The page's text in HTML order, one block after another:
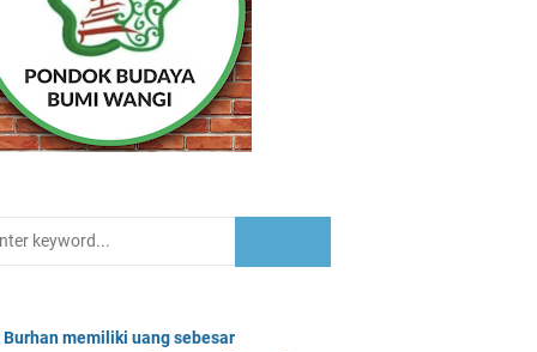
Burhan memiliki uang sebesar